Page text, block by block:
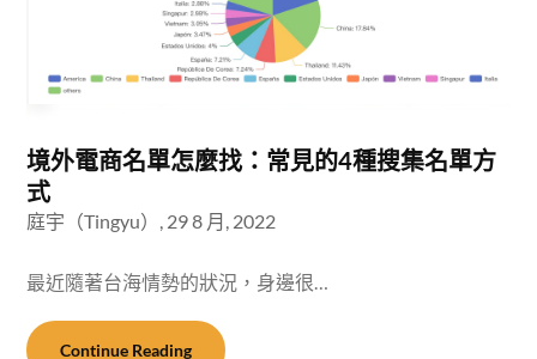
境外電商名單怎麼找：常見的4種搜集名單方
式
庭宇（Tingyu）, 29 8 月, 2022
最近隨著台海情勢的狀況，身邊很…
Continue Reading